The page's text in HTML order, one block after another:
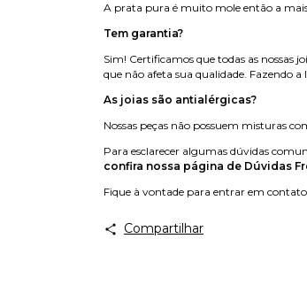
A prata pura é muito mole então a
Tem garantia?
Sim! Certificamos que todas as nossas
que não afeta sua qualidade. Fazendo
As joias são antialérgicas?
Nossas peças não possuem misturas
Para esclarecer algumas dúvidas
confira nossa página de Dúvidas
Fique à vontade para entrar em
Compartilhar